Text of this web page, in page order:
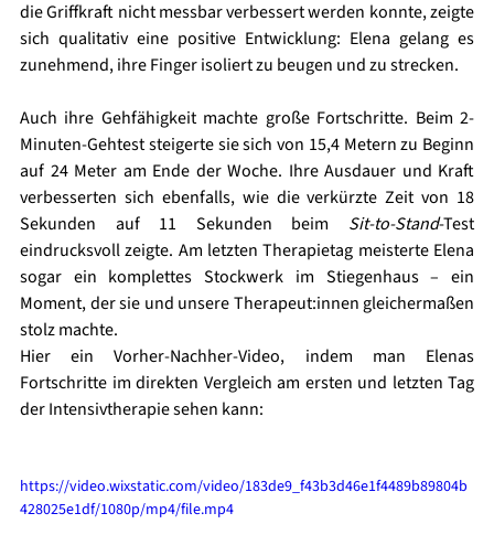
die Griffkraft nicht messbar verbessert werden konnte, zeigte
sich qualitativ eine positive Entwicklung: Elena gelang es
zunehmend, ihre Finger isoliert zu beugen und zu strecken.
Auch ihre Gehfähigkeit machte große Fortschritte. Beim 2-
Minuten-Gehtest steigerte sie sich von 15,4 Metern zu Beginn
auf 24 Meter am Ende der Woche. Ihre Ausdauer und Kraft
verbesserten sich ebenfalls, wie die verkürzte Zeit von 18
Sekunden auf 11 Sekunden beim Sit-to-Stand-Test
eindrucksvoll zeigte. Am letzten Therapietag meisterte Elena
sogar ein komplettes Stockwerk im Stiegenhaus – ein
Moment, der sie und unsere Therapeut:innen gleichermaßen
stolz machte.
Hier ein Vorher-Nachher-Video, indem man Elenas
Fortschritte im direkten Vergleich am ersten und letzten Tag
der Intensivtherapie sehen kann:
https://video.wixstatic.com/video/183de9_f43b3d46e1f4489b89804b
428025e1df/1080p/mp4/file.mp4